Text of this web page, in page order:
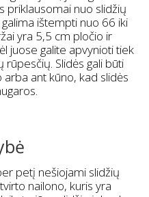
priklausomai nuo slidžių
ištempti nuo 66 iki
yra 5,5 cm pločio ir
juose galite apvynioti tiek
rūpesčių. Slidės gali būti
ant kūno, kad slidės
petį nešiojami slidžių
nailono, kuris yra